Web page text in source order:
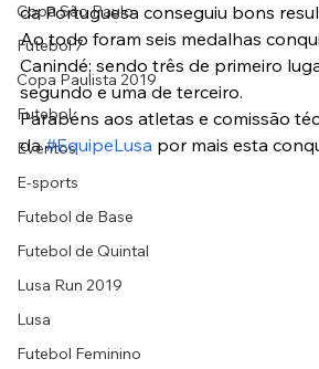
Copa São Paulo
Futebol 7
Copa Paulista 2019
Futebol
Eventos
E-sports
Futebol de Base
Futebol de Quintal
Lusa Run 2019
Lusa
Futebol Feminino
da Portuguesa conseguiu bons
Ao todo foram seis medalhas
Canindé; sendo três de primeiro
segundo e uma de terceiro.
Parabéns aos atletas e comissão
da #EquipeLusa por mais esta